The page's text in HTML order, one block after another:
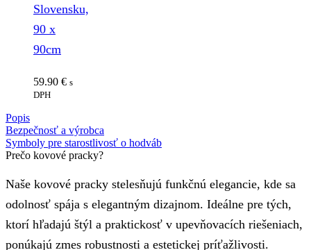
Slovensku,
90 x
90cm
59.90 € s
DPH
Popis
Bezpečnosť a výrobca
Symboly pre starostlivosť o hodváb
Prečo kovové pracky?
Naše kovové pracky stelesňujú funkčnú elegancie, kde sa
odolnosť spája s elegantným dizajnom. Ideálne pre tých,
ktorí hľadajú štýl a praktickosť v upevňovacích riešeniach,
ponúkajú zmes robustnosti a estetickej príťažlivosti.